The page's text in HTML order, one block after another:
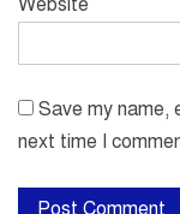
Website
Save my name,
next time I